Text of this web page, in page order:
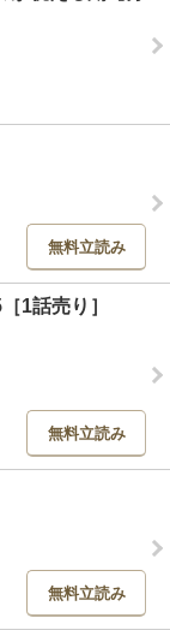
無料立読み
1話売り］
無料立読み
無料立読み